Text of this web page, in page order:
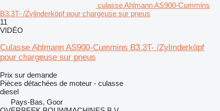
culasse Ahlmann AS900-Cummins
B3.3T- /Zylinderköpf pour chargeuse sur pneus
11
VIDÉO
Culasse Ahlmann AS900-Cummins B3.3T- /Zylinderköpf
pour chargeuse sur pneus
Prix sur demande
Pièces détachées de moteur - culasse
diesel
Pays-Bas, Goor